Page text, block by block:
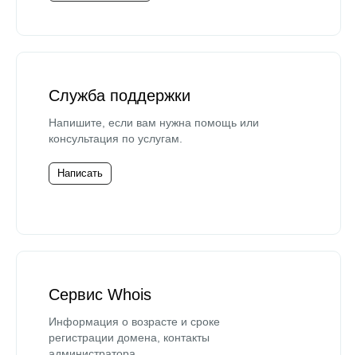
Служба поддержки
Напишите, если вам нужна помощь или
консультация по услугам.
Написать
Сервис Whois
Информация о возрасте и сроке
регистрации домена, контакты